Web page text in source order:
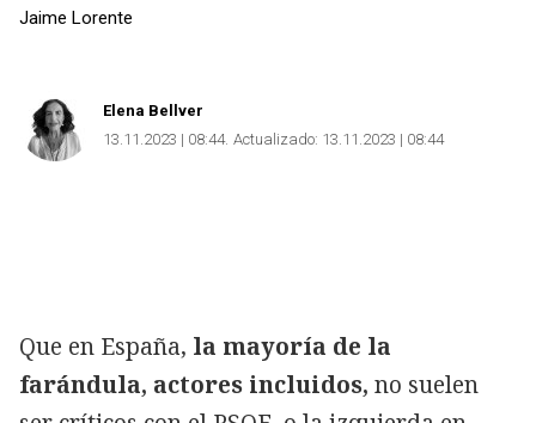
Jaime Lorente
Elena Bellver
13.11.2023 | 08:44 Actualizado: 13.11.2023 | 08:44
Que en España, la mayoría de la
farándula, actores incluidos, no suelen